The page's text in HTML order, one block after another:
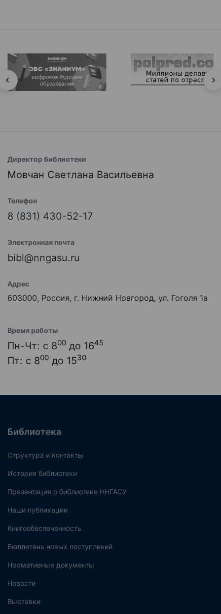
Директор библиотеки
Мовчан Светлана Васильевна
Телефон
8 (831) 430-52-17
Электронная почта
bibl@nngasu.ru
Адрес
603000, Россия, г. Нижний Новгород, ул. Гоголя 1а
Время работы
Пн-Чт: с 800 до 1645
Пт: с 800 до 1530
Библиотека
Структура и контакты
История библиотеки
Презентация о библиотеке ННГАСУ
Наши публикации
Книгообеспеченность
Бюллетень новых поступлений
Нормативные документы
Новости
Выставки